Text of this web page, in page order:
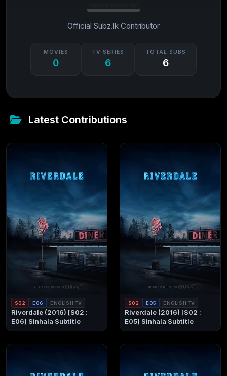
Official Subz.lk Contributor
MOVIES
0
TV SERIES
6
TOTAL SUBS
6
Latest Contributions
S02 E06 ENGLISH TV
Riverdale (2016) [S02 :
E06] Sinhala Subtitle
S02 E05 ENGLISH TV
Riverdale (2016) [S02 :
E05] Sinhala Subtitle